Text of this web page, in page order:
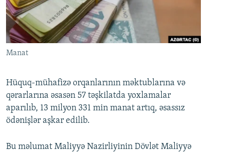
FOTOQALEREYA
İNFOQRAFIKA
KARIKATURA
OXU ZALI
AZƏRBAYCAN ƏDƏBIYYATI KITABXANASI
İSLAM VƏ DEMOKRATIYA
HAQQIMIZDA
MISSIYAMIZ
PEŞƏ ETIKASI VƏ JURNALISTIKA STANDARTLARIMIZ
AZADLIQRADIOSU MOBIL TELEFONUNUZDA
BIZIMLƏ ƏLAQƏ
XƏBƏR BÜLLETENLƏRIMIZ
BIZI IZLƏ
RFE/RL-in bütün saytları
Manat
Hüquq-mühafizə orqanlarının məktublarına və
qərarlarına əsasən 57 təşkilatda yoxlamalar
aparılıb, 13 milyon 331 min manat artıq, əsassız
ödənişlər aşkar edilib.
Bu məlumat Maliyyə Nazirliyinin Dövlət Maliyyə